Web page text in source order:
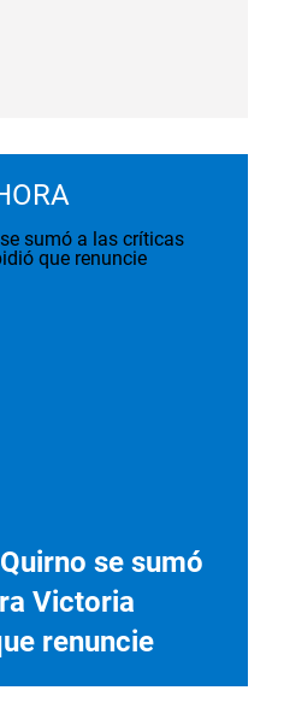
se sumó
Victoria
renuncie